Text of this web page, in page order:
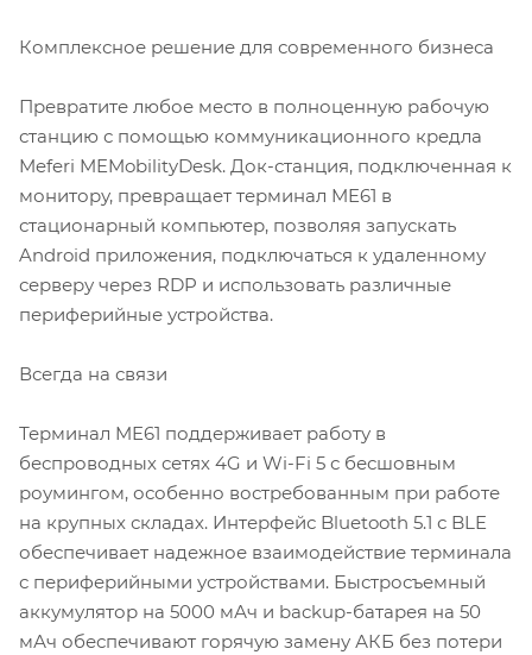
Комплексное решение для современного бизнеса
Превратите любое место в полноценную рабочую
станцию с помощью коммуникационного кредла
Meferi MEMobilityDesk. Док-станция, подключенная к
монитору, превращает терминал ME61 в
стационарный компьютер, позволяя запускать
Android приложения, подключаться к удаленному
серверу через RDP и использовать различные
периферийные устройства.
Всегда на связи
Терминал ME61 поддерживает работу в
беспроводных сетях 4G и Wi-Fi 5 с бесшовным
роумингом, особенно востребованным при работе
на крупных складах. Интерфейс Bluetooth 5.1 с BLE
обеспечивает надежное взаимодействие терминала
с периферийными устройствами. Быстросъемный
аккумулятор на 5000 мАч и backup-батарея на 50
мАч обеспечивают горячую замену АКБ без потери